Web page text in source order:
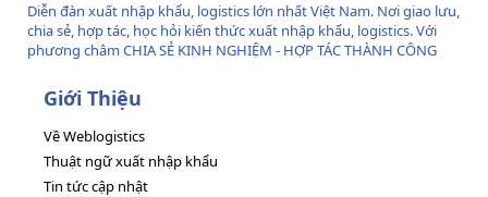
Diễn đàn xuất nhập khẩu, logistics lớn nhất Việt Nam. Nơi giao lưu,
chia sẻ, hợp tác, học hỏi kiến thức xuất nhập khẩu, logistics. Với
phương châm CHIA SẺ KINH NGHIỆM - HỢP TÁC THÀNH CÔNG
Giới Thiệu
Về Weblogistics
Thuật ngữ xuất nhập khẩu
Tin tức cập nhật